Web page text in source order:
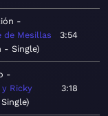
de Mesillas
- Single
3:54
y Ricky
3:18